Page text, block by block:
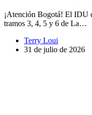
¡Atención Bogotá! El IDU
tramos 3, 4, 5 y 6 de La…
Terry Loui
31 de julio de 2026